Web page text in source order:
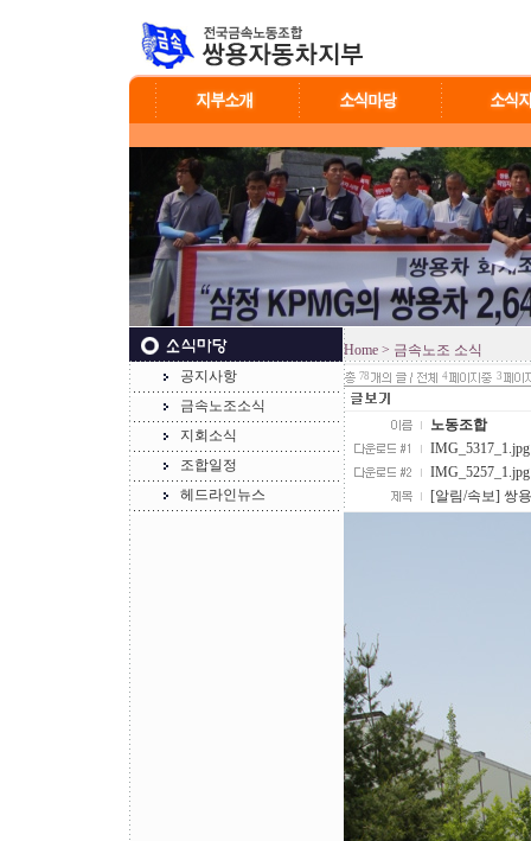
공지사항
금속노조소식
지회소식
조합일정
헤드라인뉴스
Home > 금속노조 소식
78 4 3
노동조합
[알림/속보] 쌍